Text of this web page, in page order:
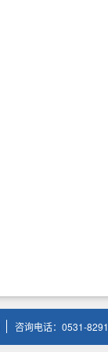
咨询电话：0531-